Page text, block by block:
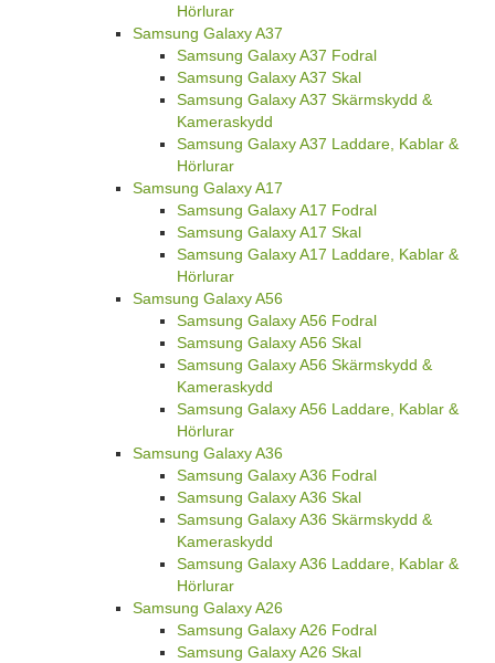
Hörlurar
Samsung Galaxy A37
Samsung Galaxy A37 Fodral
Samsung Galaxy A37 Skal
Samsung Galaxy A37 Skärmskydd &
Kameraskydd
Samsung Galaxy A37 Laddare, Kablar &
Hörlurar
Samsung Galaxy A17
Samsung Galaxy A17 Fodral
Samsung Galaxy A17 Skal
Samsung Galaxy A17 Laddare, Kablar &
Hörlurar
Samsung Galaxy A56
Samsung Galaxy A56 Fodral
Samsung Galaxy A56 Skal
Samsung Galaxy A56 Skärmskydd &
Kameraskydd
Samsung Galaxy A56 Laddare, Kablar &
Hörlurar
Samsung Galaxy A36
Samsung Galaxy A36 Fodral
Samsung Galaxy A36 Skal
Samsung Galaxy A36 Skärmskydd &
Kameraskydd
Samsung Galaxy A36 Laddare, Kablar &
Hörlurar
Samsung Galaxy A26
Samsung Galaxy A26 Fodral
Samsung Galaxy A26 Skal